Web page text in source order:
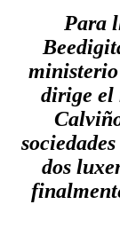
Para
ministerio
dirige el
dos